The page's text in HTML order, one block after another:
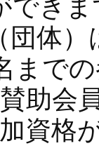
できま
団体
まで
助会
資格